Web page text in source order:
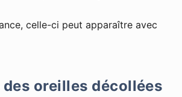
celle-ci peut apparaître avec
oreilles décollées